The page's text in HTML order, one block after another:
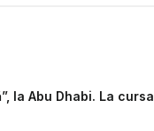
la Abu Dhabi. La